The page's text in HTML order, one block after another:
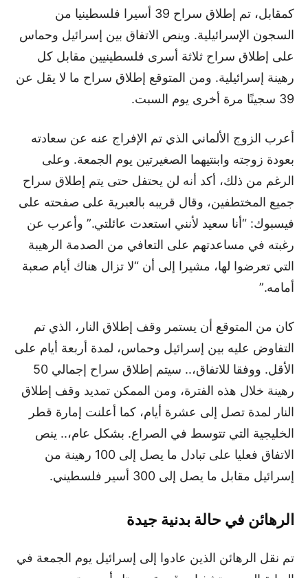
كمقابل، تم إطلاق سراح 39 أسيرا فلسطينيا من
السجون الإسرائيلية. وينص الاتفاق بين إسرائيل وحماس
على إطلاق سراح ثلاثة أسرى فلسطينيين مقابل كل
رهينة إسرائيلية. ومن المتوقع إطلاق سراح ما لا يقل عن
39 سجينًا مرة أخرى يوم السبت.
أعرب الزوج الألماني الذي تم الإفراج عنه عن سعادته
بعودة زوجته وابنتيهما الصغيرتين يوم الجمعة. وعلى
الرغم من ذلك، أكد أنه لن يحتفل حتى يتم إطلاق سراح
جميع المختطفين، وقال قريبه بالعبرية على صفحته على
فيسبوك: “أنا سعيد لأنني استعدت عائلتي.” وأعرب عن
رغبته في مساعدتهم على التعافي من الصدمة الرهيبة
التي تعرضوا لها، مشيرا إلى أن “لا تزال هناك أيام صعبة
أمامه.”
كان من المتوقع أن يستمر وقف إطلاق النار، الذي تم
التفاوض عليه بين إسرائيل وحماس، لمدة أربعة أيام على
الأقل. ووفقا للاتفاق،.. سيتم إطلاق سراح إجمالي 50
رهينة خلال هذه الفترة، ومن الممكن تمديد وقف إطلاق
النار لمدة تصل إلى عشرة أيام، كما أعلنت إمارة قطر
الخليجية التي تتوسط في الصراع. بشكل عام،.. ينص
الاتفاق فعليا على تبادل ما يصل إلى 100 رهينة من
إسرائيل مقابل ما يصل إلى 300 أسير فلسطيني.
الرهائن في حالة بدنية جيدة
تم نقل الرهائن الذين عادوا إلى إسرائيل يوم الجمعة في